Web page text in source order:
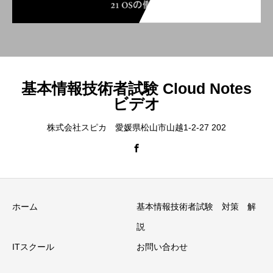
基本情報技術者試験 Cloud Notes
ビデオ
株式会社スピカ 愛媛県松山市山越1-2-27 202
ホーム 基本情報技術者試験 対策 解
説
ITスクール お問い合わせ